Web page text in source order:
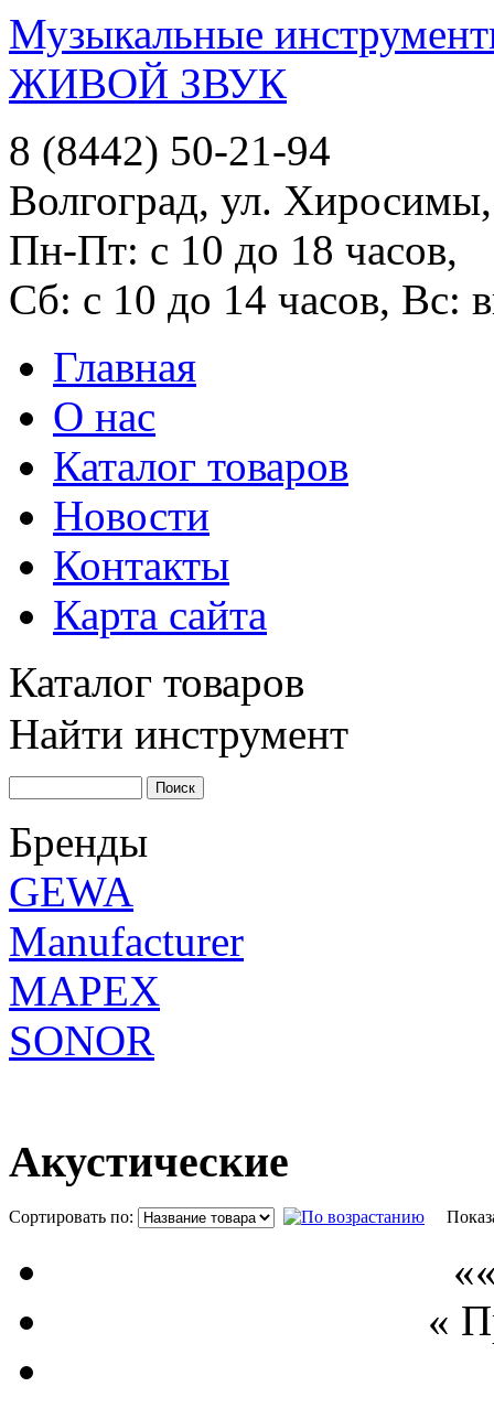
Музыкальные
ЖИВОЙ ЗВУК
8 (8442) 50-21-94
Волгоград, ул.
Пн-Пт: с 10 до 18 часов,
Сб: с 10 до 14 часов, Вс:
Главная
О нас
Каталог товаров
Новости
Контакты
Карта сайта
Каталог товаров
Найти инструмент
Бренды
GEWA
Manufacturer
MAPEX
SONOR
Акустические
Сортировать по:
«